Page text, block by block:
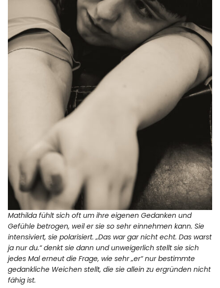
Mathilda fühlt sich oft um ihre eigenen Gedanken und
Gefühle betrogen, weil er sie so sehr einnehmen kann. Sie
intensiviert, sie polarisiert. „Das war gar nicht echt. Das warst
ja nur du.“ denkt sie dann und unweigerlich stellt sie sich
jedes Mal erneut die Frage, wie sehr „er“ nur bestimmte
gedankliche Weichen stellt, die sie allein zu ergründen nicht
fähig ist.